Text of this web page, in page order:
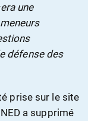
une
défense des
prise sur le site
a supprimé